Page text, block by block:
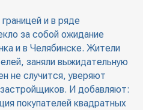
и в ряде
за собой ожидание
и в Челябинске. Жители
заняли выжидательную
не случится, уверяют
И добавляют:
покупателей квадратных